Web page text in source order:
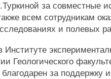
за совместные
всем сотрудникам
и полевых
Институте
Геологического
за поддержку